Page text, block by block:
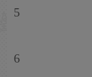
5
6